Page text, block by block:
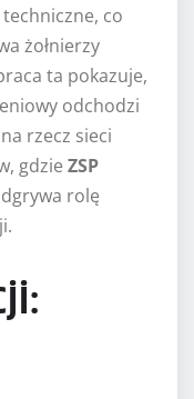
co
żołnierzy
ta pokazuje,
odchodzi
rzecz sieci
gdzie ZSP
rolę